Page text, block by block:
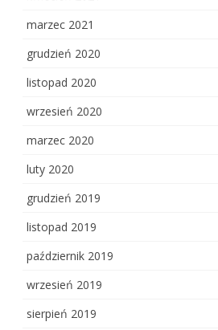
marzec 2021
grudzień 2020
listopad 2020
wrzesień 2020
marzec 2020
luty 2020
grudzień 2019
listopad 2019
październik 2019
wrzesień 2019
sierpień 2019